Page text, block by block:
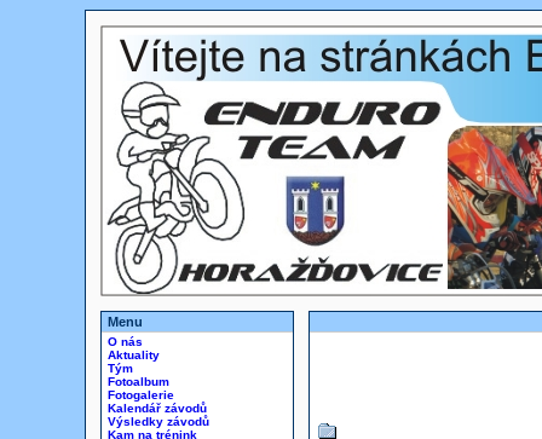
Menu
O nás
Aktuality
Tým
Fotoalbum
Fotogalerie
Kalendář závodů
Výsledky závodů
Kam na trénink